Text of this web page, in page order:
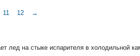
11 12 →
на стыке испарителя в холодильной